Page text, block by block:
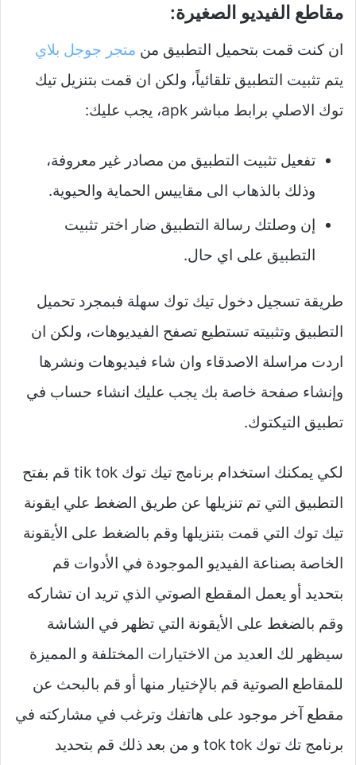
مقاطع الفيديو الصغيرة:
ان كنت قمت بتحميل التطبيق من متجر جوجل بلاي
يتم تثبيت التطبيق تلقائياً، ولكن ان قمت بتنزيل تيك
توك الاصلي برابط مباشر apk، يجب عليك:
تفعيل تثبيت التطبيق من مصادر غير معروفة،
وذلك بالذهاب الى مقاييس الحماية والحيوية.
إن وصلتك رسالة التطبيق ضار اختر تثبيت
التطبيق على اي حال.
طريقة تسجيل دخول تيك توك سهلة فبمجرد تحميل
التطبيق وتثبيته تستطيع تصفح الفيديوهات، ولكن ان
اردت مراسلة الاصدقاء وان شاء فيديوهات ونشرها
وإنشاء صفحة خاصة بك يجب عليك انشاء حساب في
تطبيق التيكتوك.
لكي يمكنك استخدام برنامج تيك توك tik tok قم بفتح
التطبيق التي تم تنزيلها عن طريق الضغط علي ايقونة
تيك توك التي قمت بتنزيلها وقم بالضغط على الأيقونة
الخاصة بصناعة الفيديو الموجودة في الأدوات قم
بتحديد أو يعمل المقطع الصوتي الذي تريد ان تشاركه
وقم بالضغط على الأيقونة التي تظهر في الشاشة
سيظهر لك العديد من الاختيارات المختلفة و المميزة
للمقاطع الصوتية قم بالإختيار منها أو قم بالبحث عن
مقطع آخر موجود على هاتفك وترغب في مشاركته في
برنامج تك توك tok tok و من بعد ذلك قم بتحديد